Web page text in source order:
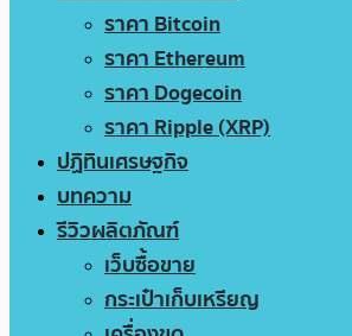
ราคา Bitcoin
ราคา Ethereum
ราคา Dogecoin
ราคา Ripple (XRP)
ปฏิทินเศรษฐกิจ
บทความ
รีวิวผลิตภัณฑ์
เว็บซื้อขาย
กระเป๋าเก็บเหรียญ